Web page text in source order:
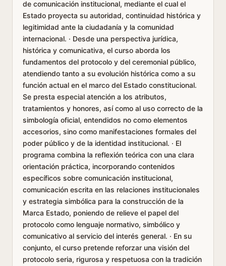
de comunicación institucional, mediante el cual el
Estado proyecta su autoridad, continuidad histórica y
legitimidad ante la ciudadanía y la comunidad
internacional. · Desde una perspectiva jurídica,
histórica y comunicativa, el curso aborda los
fundamentos del protocolo y del ceremonial público,
atendiendo tanto a su evolución histórica como a su
función actual en el marco del Estado constitucional.
Se presta especial atención a los atributos,
tratamientos y honores, así como al uso correcto de la
simbología oficial, entendidos no como elementos
accesorios, sino como manifestaciones formales del
poder público y de la identidad institucional. · El
programa combina la reflexión teórica con una clara
orientación práctica, incorporando contenidos
específicos sobre comunicación institucional,
comunicación escrita en las relaciones institucionales
y estrategia simbólica para la construcción de la
Marca Estado, poniendo de relieve el papel del
protocolo como lenguaje normativo, simbólico y
comunicativo al servicio del interés general. · En su
conjunto, el curso pretende reforzar una visión del
protocolo seria, rigurosa y respetuosa con la tradición